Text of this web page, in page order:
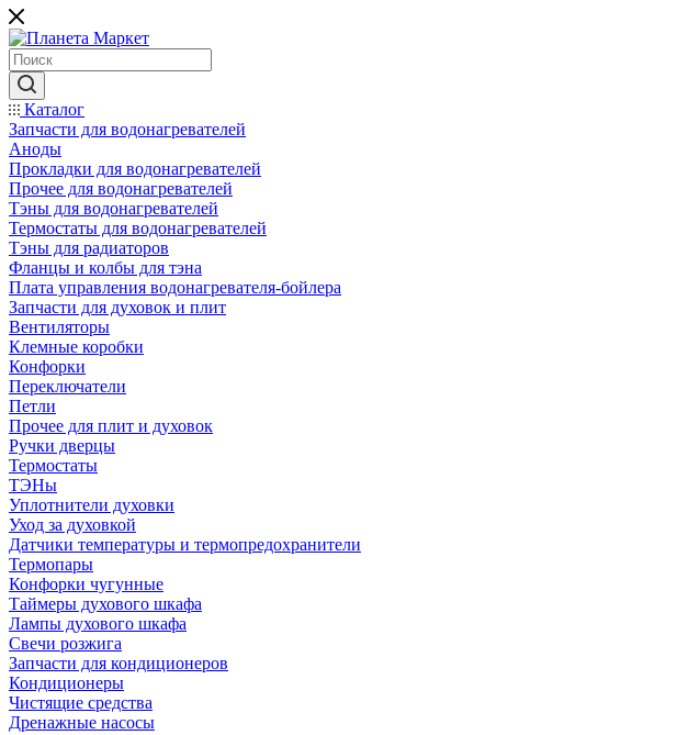
Каталог
Запчасти для водонагревателей
Аноды
Прокладки для водонагревателей
Прочее для водонагревателей
Тэны для водонагревателей
Термостаты для водонагревателей
Тэны для радиаторов
Фланцы и колбы для тэна
Плата управления водонагревателя-бойлера
Запчасти для духовок и плит
Вентиляторы
Клемные коробки
Конфорки
Переключатели
Петли
Прочее для плит и духовок
Ручки дверцы
Термостаты
ТЭНы
Уплотнители духовки
Уход за духовкой
Датчики температуры и термопредохранители
Термопары
Конфорки чугунные
Таймеры духового шкафа
Лампы духового шкафа
Свечи розжига
Запчасти для кондиционеров
Кондиционеры
Чистящие средства
Дренажные насосы